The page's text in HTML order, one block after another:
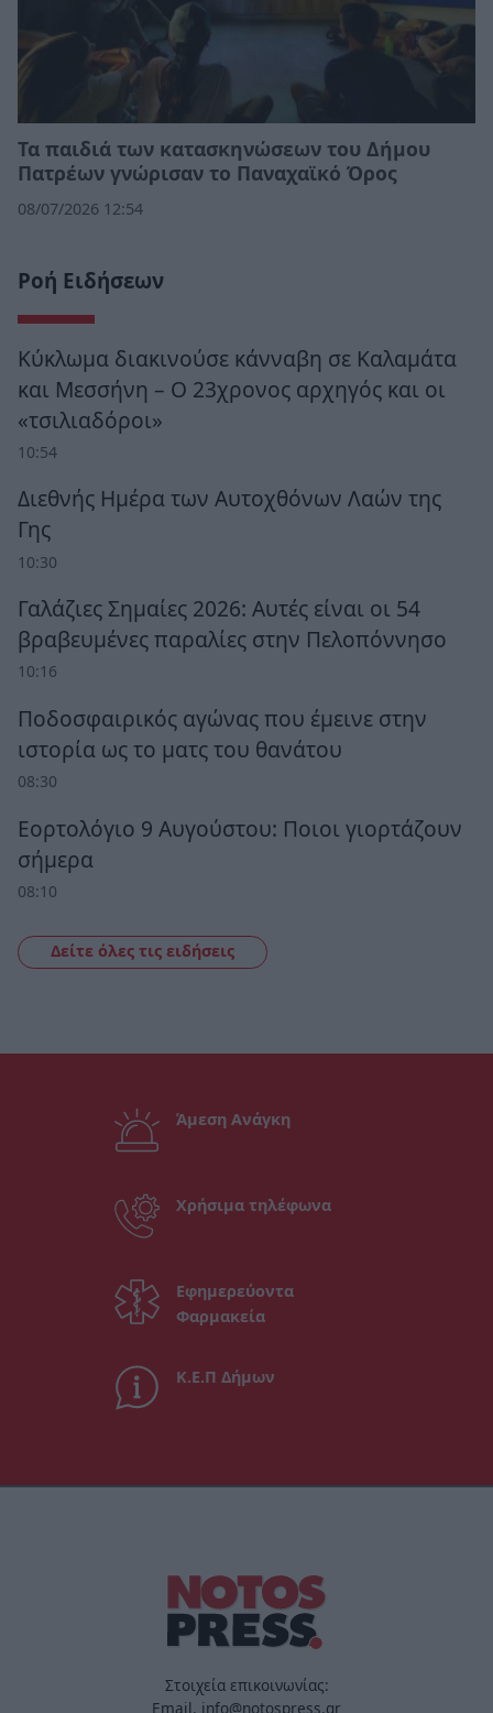
Τα παιδιά των κατασκηνώσεων του Δήμου
Πατρέων γνώρισαν το Παναχαϊκό Όρος
08/07/2026 12:54
Ροή Ειδήσεων
Κύκλωμα διακινούσε κάνναβη σε Καλαμάτα
και Μεσσήνη – Ο 23χρονος αρχηγός και οι
«τσιλιαδόροι»
10:54
Διεθνής Ημέρα των Αυτοχθόνων Λαών της
Γης
10:30
Γαλάζιες Σημαίες 2026: Αυτές είναι οι 54
βραβευμένες παραλίες στην Πελοπόννησο
10:16
Ποδοσφαιρικός αγώνας που έμεινε στην
ιστορία ως το ματς του θανάτου
08:30
Εορτολόγιο 9 Αυγούστου: Ποιοι γιορτάζουν
σήμερα
08:10
Δείτε όλες τις ειδήσεις
Άμεση Ανάγκη
Χρήσιμα τηλέφωνα
Εφημερεύοντα
Φαρμακεία
Κ.Ε.Π Δήμων
Στοιχεία επικοινωνίας:
Email. info@notospress.gr